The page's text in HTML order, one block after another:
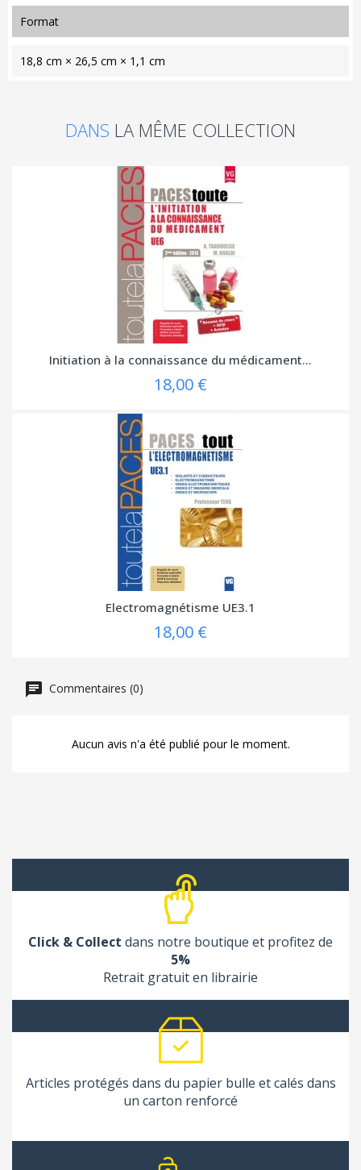
format
18,8 cm × 26,5 cm × 1,1 cm
DANS LA MÊME COLLECTION
Initiation à la connaissance du médicament...
18,00 €
Electromagnétisme UE3.1
18,00 €
Commentaires (0)
Aucun avis n'a été publié pour le moment.
Click & Collect dans notre boutique et profitez de
5%
Retrait gratuit en librairie
Articles protégés dans du papier bulle et calés dans
un carton renforcé